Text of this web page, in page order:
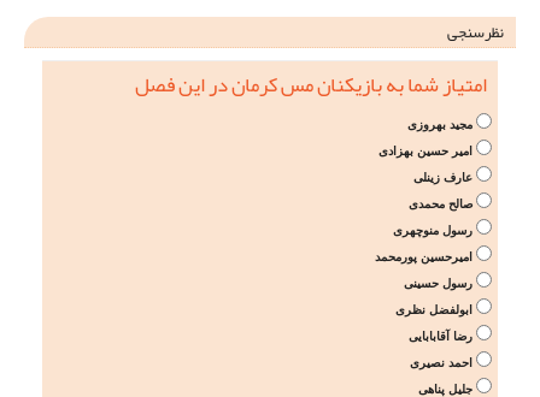
نظرسنجی
امتیاز شما به بازیکنان مس کرمان در این فصل
مجید بهروزی
امیر حسین بهزادی
عارف زینلی
صالح محمدی
رسول منوچهری
امیرحسین پورمحمد
رسول حسینی
ابولفضل نظری
رضا آقابابایی
احمد نصیری
جلیل پناهی